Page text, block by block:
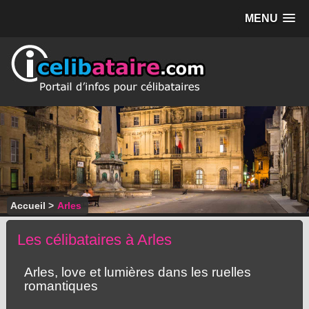
MENU
Accueil > Arles
Les célibataires à Arles
Arles, love et lumières dans les ruelles
romantiques